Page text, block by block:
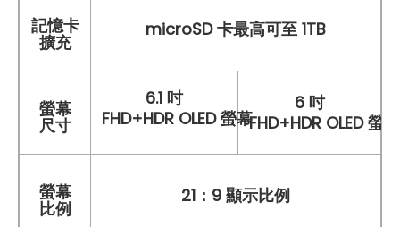
記憶卡
擴充
microSD 卡最高可至 1TB
螢幕
尺寸
6.1 吋
FHD+HDR OLED 螢幕
6 吋
FHD+HDR OLED 螢幕
螢幕
比例
21：9 顯示比例